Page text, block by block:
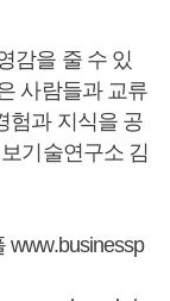
감을 줄 수 있
사람들과 교류
험과 지식을 공
기술연구소 김
www.businessp